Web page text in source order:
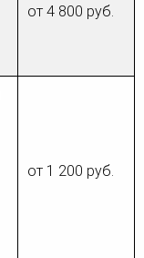
от 4 800 руб.
от 1 200 руб.